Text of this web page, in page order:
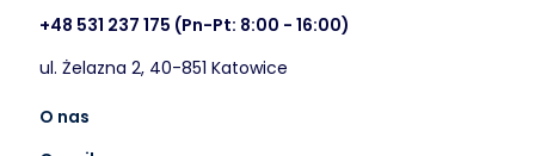
+48 531 237 175 (Pn-Pt: 8:00 - 16:00)
ul. Żelazna 2, 40-851 Katowice
O nas